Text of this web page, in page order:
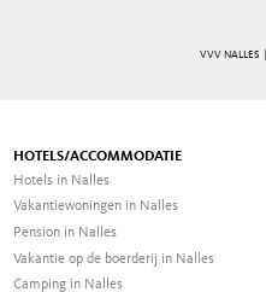
VVV NALLES |
HOTELS/ACCOMMODATIE
Hotels in Nalles
Vakantiewoningen in Nalles
Pension in Nalles
Vakantie op de boerderij in Nalles
Camping in Nalles